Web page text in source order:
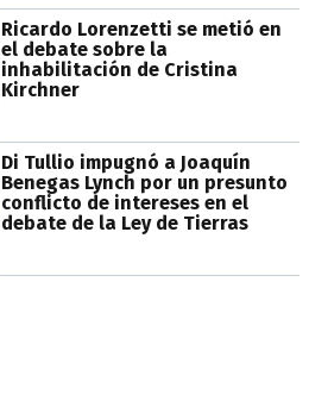
Ricardo Lorenzetti se metió en
el debate sobre la
inhabilitación de Cristina
Kirchner
Di Tullio impugnó a Joaquín
Benegas Lynch por un presunto
conflicto de intereses en el
debate de la Ley de Tierras